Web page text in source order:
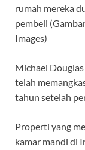
rumah mereka
pembeli
Images)
Michael
telah
tahun setelah
Properti yang
kamar mandi di